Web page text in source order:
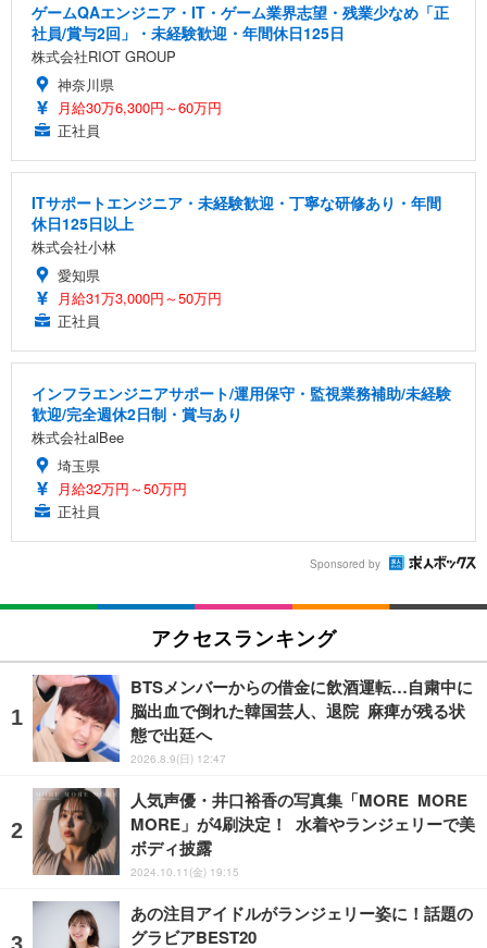
ゲームQAエンジニア・IT・ゲーム業界志望・残業少なめ「正
社員/賞与2回」・未経験歓迎・年間休日125日
株式会社RIOT GROUP
神奈川県
月給30万6,300円～60万円
正社員
ITサポートエンジニア・未経験歓迎・丁寧な研修あり・年間
休日125日以上
株式会社小林
愛知県
月給31万3,000円～50万円
正社員
インフラエンジニアサポート/運用保守・監視業務補助/未経験
歓迎/完全週休2日制・賞与あり
株式会社alBee
埼玉県
月給32万円～50万円
正社員
Sponsored by
アクセスランキング
BTSメンバーからの借金に飲酒運転…自粛中に
脳出血で倒れた韓国芸人、退院 麻痺が残る状
態で出廷へ
2026.8.9(日) 12:47
人気声優・井口裕香の写真集「MORE MORE
MORE」が4刷決定！ 水着やランジェリーで美
ボディ披露
2024.10.11(金) 19:15
あの注目アイドルがランジェリー姿に！話題の
グラビアBEST20